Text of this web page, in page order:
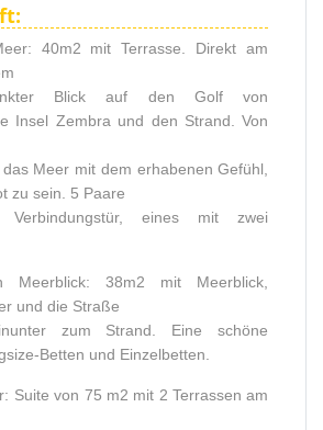
40m2 mit Terrasse. Direkt am
Blick auf den Golf von
Insel Zembra und den Strand. Von
Meer mit dem erhabenen Gefühl,
zu sein. 5 Paare
eines mit zwei
Meerblick: 38m2 mit Meerblick,
und die Straße
zum Strand. Eine schöne
Betten und Einzelbetten.
Suite von 75 m2 mit 2 Terrassen am